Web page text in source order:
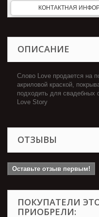
КОНТАКТНАЯ
ОПИСАНИЕ
Слово Love продается на
акриловой краской,
подходить для свадебных
Love Story
ОТЗЫВЫ
Оставьте отзыв первым!
ПОКУПАТЕЛИ
ПРИОБРЕЛИ: